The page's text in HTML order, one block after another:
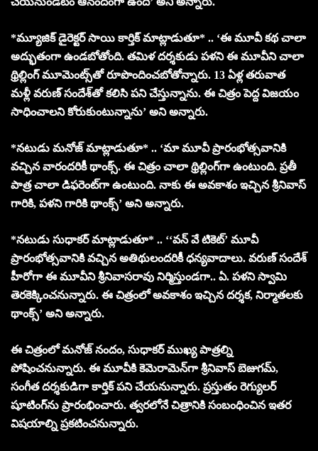
*మ్యూజిక్ డైరెక్టర్ సాయి కార్తిక్ మాట్లాడుతూ* .. ‘ఈ మూవీ కథ చాలా
అద్భుతంగా ఉండబోతోంది. తమిళ దర్శకుడు పళని ఈ మూవీని చాలా
థ్రిల్లింగ్ మూమెంట్స్‌తో రూపొందించబోతోన్నారు. 13 ఏళ్ల తరువాత
మళ్లీ వరుణ్ సందేశ్‌తో కలిసి పని చేస్తున్నాను. ఈ చిత్రం పెద్ద విజయం
సాధించాలని కోరుకుంటున్నాను’ అని అన్నారు.
*నటుడు మనోజ్ మాట్లాడుతూ* .. ‘మా మూవీ ప్రారంభోత్సవానికి
వచ్చిన వారందరికీ థాంక్స్. ఈ చిత్రం చాలా థ్రిల్లింగ్‌గా ఉంటుంది. ప్రతీ
పాత్ర చాలా డిఫరెంట్‌గా ఉంటుంది. నాకు ఈ అవకాశం ఇచ్చిన శ్రీనివాస్
గారికి, పళని గారికి థాంక్స్’ అని అన్నారు.
*నటుడు సుధాకర్ మాట్లాడుతూ* .. ‘‘వన్ వే టికెట్’ మూవీ
ప్రారంభోత్సవానికి వచ్చిన అతిథులందరికీ ధన్యవాదాలు. వరుణ్ సందేశ్
హీరోగా ఈ మూవీని శ్రీనివాసరావు నిర్మిస్తుండగా.. ఏ. పళని స్వామి
తెరకెక్కించనున్నారు. ఈ చిత్రంలో అవకాశం ఇచ్చిన దర్శక, నిర్మాతలకు
థాంక్స్’ అని అన్నారు.
ఈ చిత్రంలో మనోజ్ నందం, సుధాకర్ ముఖ్య పాత్రల్ని
పోషించనున్నారు. ఈ మూవీకి కెమెరామెన్‌గా శ్రీనివాస్ బెజుగమ్,
సంగీత దర్శకుడిగా కార్తిక్ పని చేయనున్నారు. ప్రస్తుతం రెగ్యులర్
షూటింగ్‌ను ప్రారంభించారు. త్వరలోనే చిత్రానికి సంబంధించిన ఇతర
విషయాల్ని ప్రకటించనున్నారు.